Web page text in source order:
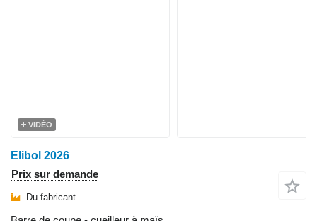
VIDÉO
Elibol 2026
Prix sur demande
Du fabricant